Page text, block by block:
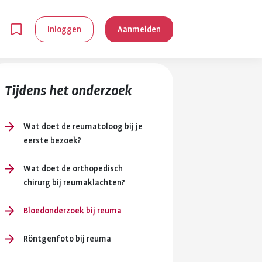
is
kan
Inloggen Aanmelden
Tijdens het onderzoek
Wat doet de reumatoloog bij je
eerste bezoek?
Wat doet de orthopedisch
chirurg bij reumaklachten?
Bloedonderzoek bij reuma
Röntgenfoto bij reuma